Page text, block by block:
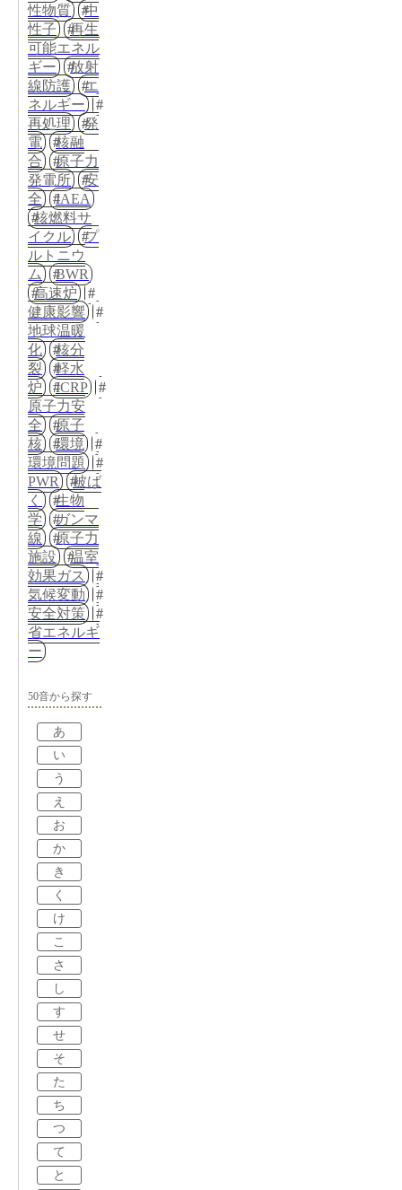
性物質
中
性子
再生
可能エネル
ギー
放射
線防護
エ
ネルギー
再処理
発
電
核融
合
原子力
発電所
安
全
IAEA
核燃料サ
イクル
プ
ルトニウ
ム
BWR
高速炉
健康影響
地球温暖
化
核分
裂
軽水
炉
ICRP
原子力安
全
原子
核
環境
環境問題
PWR
被ば
く
生物
学
ガンマ
線
原子力
施設
温室
効果ガス
気候変動
安全対策
省エネルギ
ー
50音から探す
あ
い
う
え
お
か
き
く
け
こ
さ
し
す
せ
そ
た
ち
つ
て
と